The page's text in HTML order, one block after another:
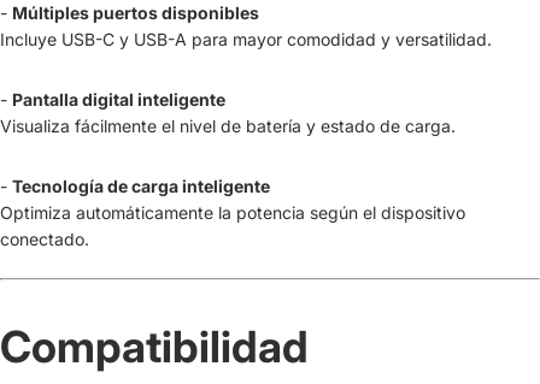
- Múltiples puertos disponibles
Incluye USB-C y USB-A para mayor comodidad y versatilidad.
- Pantalla digital inteligente
Visualiza fácilmente el nivel de batería y estado de carga.
- Tecnología de carga inteligente
Optimiza automáticamente la potencia según el dispositivo
conectado.
Compatibilidad